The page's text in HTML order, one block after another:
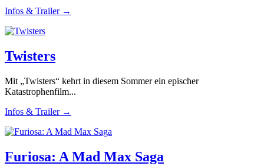
Infos & Trailer →
Twisters
Mit „Twisters“ kehrt in diesem Sommer ein epischer
Katastrophenfilm...
Infos & Trailer →
Furiosa: A Mad Max Saga